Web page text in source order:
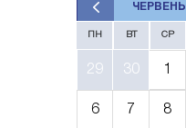
ЧЕРВЕНЬ
ПН ВТ СР
29 30 1
6 7 8